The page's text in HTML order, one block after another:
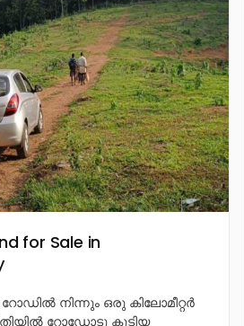
for Sale in
നിന്നും ഒരു കിലോമീറ്റർ
റോഡോടു കൂടിയ